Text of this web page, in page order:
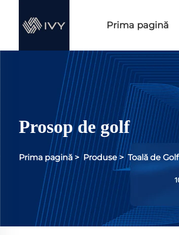
Prima pagină
Prosop de golf
Prima pagină>Produse>Toală de Golf